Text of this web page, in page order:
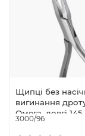
Щипці без
вигинання
Омега, довгі
3000/96
3000/96